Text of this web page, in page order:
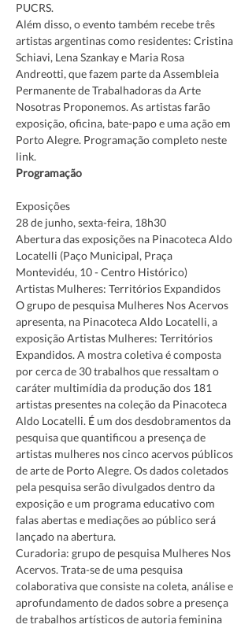
PUCRS.
Além disso, o evento também recebe três
artistas argentinas como residentes: Cristina
Schiavi, Lena Szankay e Maria Rosa
Andreotti, que fazem parte da Assembleia
Permanente de Trabalhadoras da Arte
Nosotras Proponemos. As artistas farão
exposição, oficina, bate-papo e uma ação em
Porto Alegre. Programação completo neste
link.
Programação
Exposições
28 de junho, sexta-feira, 18h30
Abertura das exposições na Pinacoteca Aldo
Locatelli (Paço Municipal, Praça
Montevidéu, 10 - Centro Histórico)
Artistas Mulheres: Territórios Expandidos
O grupo de pesquisa Mulheres Nos Acervos
apresenta, na Pinacoteca Aldo Locatelli, a
exposição Artistas Mulheres: Territórios
Expandidos. A mostra coletiva é composta
por cerca de 30 trabalhos que ressaltam o
caráter multimídia da produção dos 181
artistas presentes na coleção da Pinacoteca
Aldo Locatelli. É um dos desdobramentos da
pesquisa que quantificou a presença de
artistas mulheres nos cinco acervos públicos
de arte de Porto Alegre. Os dados coletados
pela pesquisa serão divulgados dentro da
exposição e um programa educativo com
falas abertas e mediações ao público será
lançado na abertura.
Curadoria: grupo de pesquisa Mulheres Nos
Acervos. Trata-se de uma pesquisa
colaborativa que consiste na coleta, análise e
aprofundamento de dados sobre a presença
de trabalhos artísticos de autoria feminina